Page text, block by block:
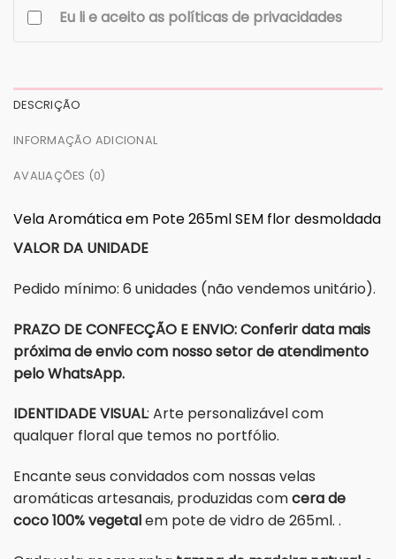
Eu li e aceito as políticas de privacidades
DESCRIÇÃO
INFORMAÇÃO ADICIONAL
AVALIAÇÕES (0)
Vela Aromática em Pote 265ml SEM flor desmoldada
VALOR DA UNIDADE
Pedido mínimo: 6 unidades (não vendemos unitário).
PRAZO DE CONFECÇÃO E ENVIO: Conferir data mais
próxima de envio com nosso setor de atendimento
pelo WhatsApp.
IDENTIDADE VISUAL: Arte personalizável com
qualquer floral que temos no portfólio.
Encante seus convidados com nossas velas
aromáticas artesanais, produzidas comcera de
coco 100% vegetalem pote de vidro de 265ml. .